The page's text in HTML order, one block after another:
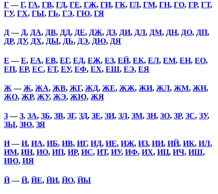
Г—Г, ГА, ГВ, ГД, ГЕ, ГЖ, ГИ, ГК, ГЛ, ГМ, ГН, ГО, ГР, ГТ,
ГУ, ГХ, ГЫ, ГЬ, ГЭ, ГЮ, ГЯ
Д— Д, ДА, ДВ, ДД, ДЕ, ДЖ, ДЗ, ДИ, ДЛ, ДМ, ДН, ДО, ДП,
ДР, ДУ, ДХ, ДЫ, ДЬ, ДЭ, ДЮ, ДЯ
Е —Е, ЕА, ЕВ, ЕГ, ЕД, ЕЖ, ЕЗ, ЕЙ, ЕК, ЕЛ, ЕМ, ЕН, ЕО,
ЕП, ЕР, ЕС, ЕТ, ЕУ, ЕФ, ЕХ, ЕШ, ЕЭ, ЕЯ
Ж —Ж, ЖА, ЖВ, ЖГ, ЖД, ЖЕ, ЖЖ, ЖИ, ЖЛ, ЖМ, ЖН,
ЖО, ЖР, ЖУ, ЖЭ, ЖЮ, ЖЯ
З—З, ЗА, ЗБ, ЗВ, ЗГ, ЗД, ЗЕ, ЗИ, ЗЛ, ЗМ, ЗН, ЗО, ЗР, ЗС, ЗУ,
ЗЫ, ЗЮ, ЗЯ
И—И, ИА, ИБ, ИВ, ИГ, ИД, ИЕ, ИЖ, ИЗ, ИИ, ИЙ, ИК, ИЛ,
ИМ, ИН, ИО, ИП, ИР, ИС, ИТ, ИУ, ИФ, ИХ, ИЦ, ИЧ, ИШ,
ИЮ, ИЯ
Й—Й, ЙЕ, ЙИ, ЙО, ЙЫ